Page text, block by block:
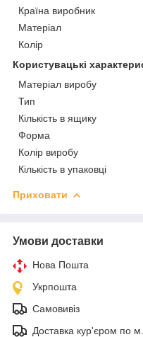
Країна виробник
Матеріал
Колір
Користувацькі
Матеріал виробу
Тип
Кількість в ящику
Форма
Колір виробу
Кількість в упаковці
Приховати
Умови доставки
Нова Пошта
Укрпошта
Самовивіз
Доставка кур'єром по